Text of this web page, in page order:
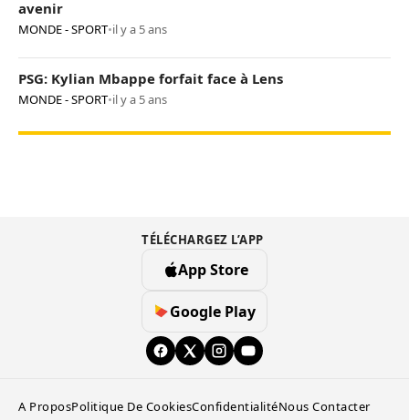
avenir
MONDE - SPORT•il y a 5 ans
PSG: Kylian Mbappe forfait face à Lens
MONDE - SPORT•il y a 5 ans
TÉLÉCHARGEZ L’APP
App Store
Google Play
A ProposPolitique De CookiesConfidentialitéNous Contacter